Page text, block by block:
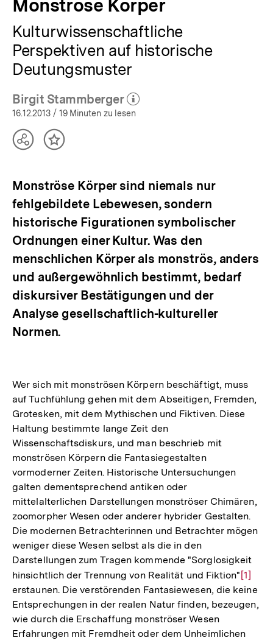
Monströse Körper
Kulturwissenschaftliche
Perspektiven auf historische
Deutungsmuster
Birgit Stammberger
(Mehr zum Autor)
öffnen
16.12.2013 / 19 Minuten zu lesen
TeilenInhalt
Monströse Körper sind niemals nur
fehlgebildete Lebewesen, sondern
historische Figurationen symbolischer
Ordnungen einer Kultur. Was den
menschlichen Körper als monströs, anders
und außergewöhnlich bestimmt, bedarf
diskursiver Bestätigungen und der
Analyse gesellschaftlich-kultureller
Normen.
Wer sich mit monströsen Körpern beschäftigt, muss
auf Tuchfühlung gehen mit dem Abseitigen, Fremden,
Grotesken, mit dem Mythischen und Fiktiven. Diese
Haltung bestimmte lange Zeit den
Wissenschaftsdiskurs, und man beschrieb mit
monströsen Körpern die Fantasiegestalten
vormoderner Zeiten. Historische Untersuchungen
galten dementsprechend antiken oder
mittelalterlichen Darstellungen monströser Chimären,
zoomorpher Wesen oder anderer hybrider Gestalten.
Die modernen Betrachterinnen und Betrachter mögen
weniger diese Wesen selbst als die in den
Darstellungen zum Tragen kommende "Sorglosigkeit
hinsichtlich der Trennung von Realität und Fiktion" Zur
der
[1]
erstaunen. Die verstörenden Fantasiewesen, die keine
Entsprechungen in der realen Natur finden, bezeugen,
wie durch die Erschaffung monströser Wesen
Erfahrungen mit Fremdheit oder dem Unheimlichen